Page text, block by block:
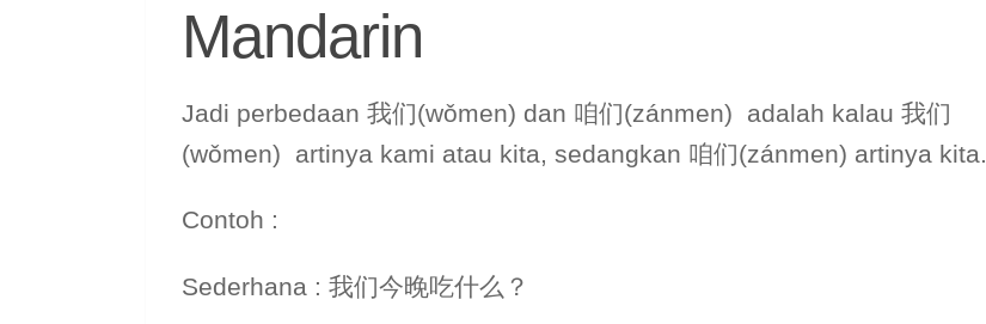
Mandarin
Jadi perbedaan 我们(wǒmen) dan 咱们(zánmen) adalah kalau 我们
(wǒmen) artinya kami atau kita, sedangkan 咱们(zánmen) artinya kita.
Contoh :
Sederhana : 我们今晚吃什么？